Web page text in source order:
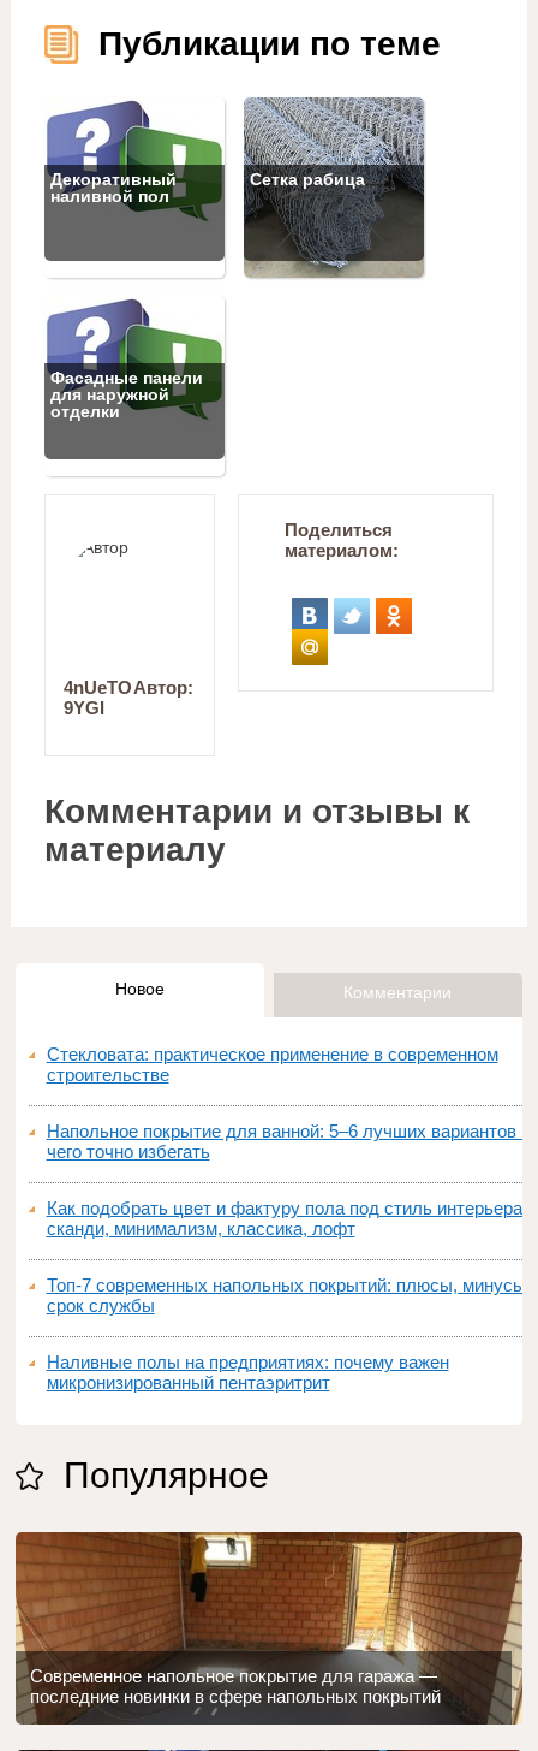
Публикации по теме
Декоративный
наливной пол
Сетка рабица
Фасадные панели
для наружной
отделки
Автор:
4nUeTO
9YGI
Поделиться
материалом:
Комментарии и отзывы к
материалу
Новое Комментарии
Стекловата: практическое применение в современном
строительстве
Напольное покрытие для ванной: 5–6 лучших вариантов и
чего точно избегать
Как подобрать цвет и фактуру пола под стиль интерьера:
сканди, минимализм, классика, лофт
Топ‑7 современных напольных покрытий: плюсы, минусы,
срок службы
Наливные полы на предприятиях: почему важен
микронизированный пентаэритрит
Популярное
Современное напольное покрытие для гаража —
последние новинки в сфере напольных покрытий